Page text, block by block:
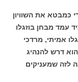
כמבטא את השוויון
עמד מבחן בוזגלו
עתר לבגץ בוזגלו אמיתי, מרדכי
דרש להנהיג
לזה שמעניקים